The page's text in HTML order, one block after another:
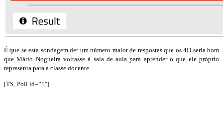
É que se esta sondagem der um número maior de respostas que os 4D seria bom
que Mário Nogueira voltasse à sala de aula para aprender o que ele próprio
representa para a classe docente.
[TS_Poll id=”1″]